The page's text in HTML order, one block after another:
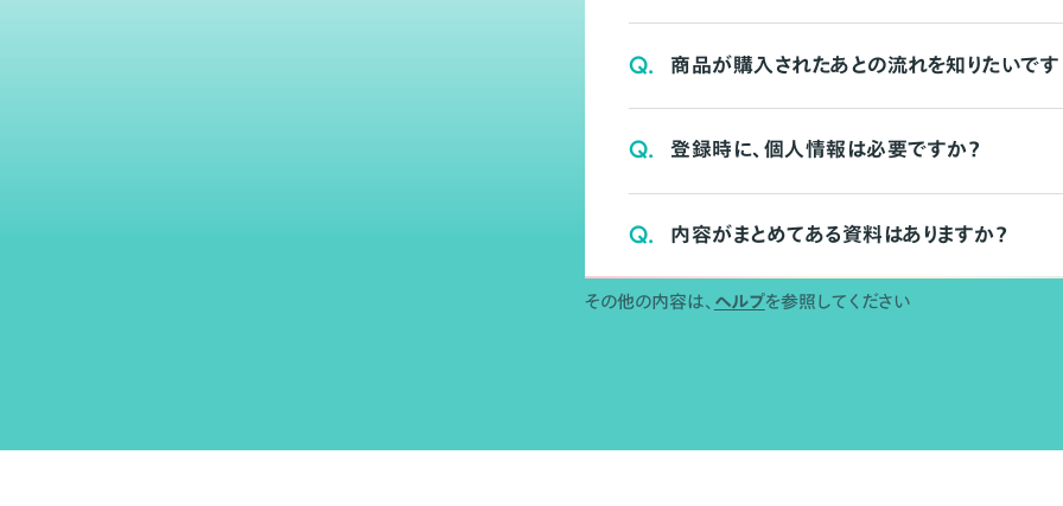
Q. 商品が購入されたあとの流れを知りたいです
Q. 登録時に、個人情報は必要ですか？
Q. 内容がまとめてある資料はありますか？
その他の内容は、 ヘルプを参照してください